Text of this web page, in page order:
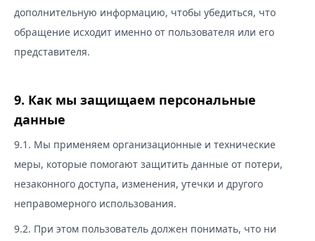
дополнительную информацию, чтобы убедиться, что
обращение исходит именно от пользователя или его
представителя.
9. Как мы защищаем персональные
данные
9.1. Мы применяем организационные и технические
меры, которые помогают защитить данные от потери,
незаконного доступа, изменения, утечки и другого
неправомерного использования.
9.2. При этом пользователь должен понимать, что ни